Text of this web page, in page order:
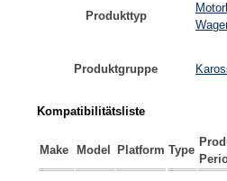
Produkttyp
Produktgruppe
Kompatibilitätsliste
Make Model Platform Type